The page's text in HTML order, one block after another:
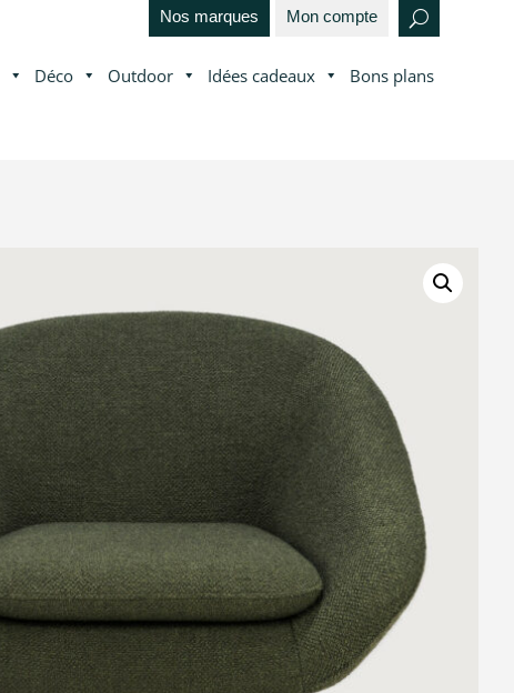
Nos marques Mon compte
Déco Outdoor Idées cadeaux Bons plans